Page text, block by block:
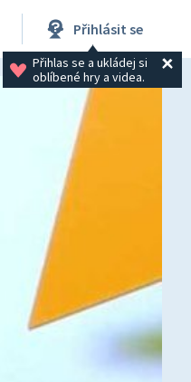
Přihlásit se
Přihlas se a ukládej si
oblíbené hry a videa.